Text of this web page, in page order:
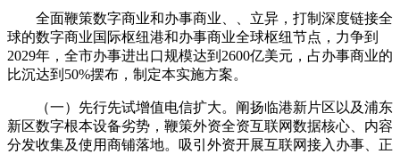
全面鞭策数字商业和办事商业、、立异，打制深度链接全
球的数字商业国际枢纽港和办事商业全球枢纽节点，力争到
2029年，全市办事进出口规模达到2600亿美元，占办事商业的
比沉达到50%摆布，制定本实施方案。
（一）先行先试增值电信扩大。阐扬临港新片区以及浦东
新区数字根本设备劣势，鞭策外资全资互联网数据核心、内容
分发收集及使用商铺落地。吸引外资开展互联网接入办事、正